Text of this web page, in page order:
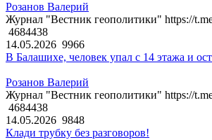
Розанов Валерий
Журнал "Вестник геополитики" https://
4684438
14.05.2026 9966
В Балашихе, человек упал с 14 этажа и
Розанов Валерий
Журнал "Вестник геополитики" https://
4684438
14.05.2026 9848
Клади трубку без разговоров!